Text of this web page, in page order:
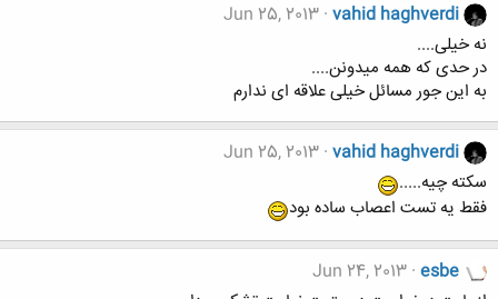
vahid haghverdi
Jun 25, 2013
نه خیلی....
در حدی که همه میدونن....
به این جور مسائل خیلی علاقه ای ندارم
vahid haghverdi
Jun 25, 2013
سکته چیه.....
فقط یه تست اعصاب ساده بود
esbe
Jun 24, 2013